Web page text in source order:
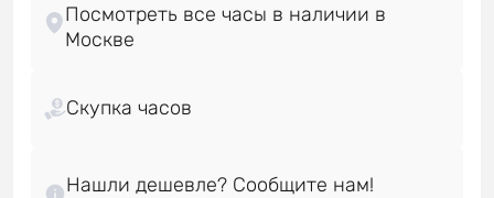
Посмотреть все часы в наличии в
Скупка часов
Нашли дешевле? Сообщите нам!